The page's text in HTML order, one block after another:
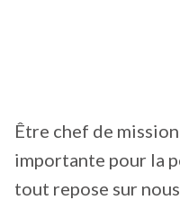
Être chef de
importante pour la
tout repose sur